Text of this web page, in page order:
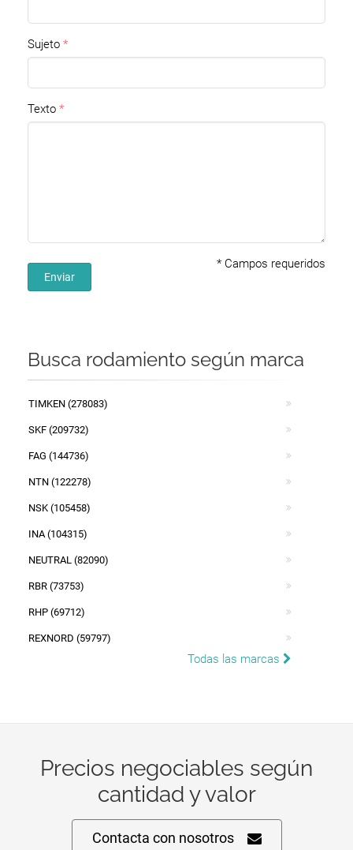
Sujeto
Texto
* Campos requeridos
Enviar
Busca rodamiento según marca
TIMKEN (278083)
SKF (209732)
FAG (144736)
NTN (122278)
NSK (105458)
INA (104315)
NEUTRAL (82090)
RBR (73753)
RHP (69712)
REXNORD (59797)
Todas las marcas
Precios negociables según
cantidad y valor
Contacta con nosotros